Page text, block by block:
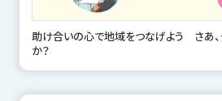
助け合いの心で地域をつなげよう さあ
か？